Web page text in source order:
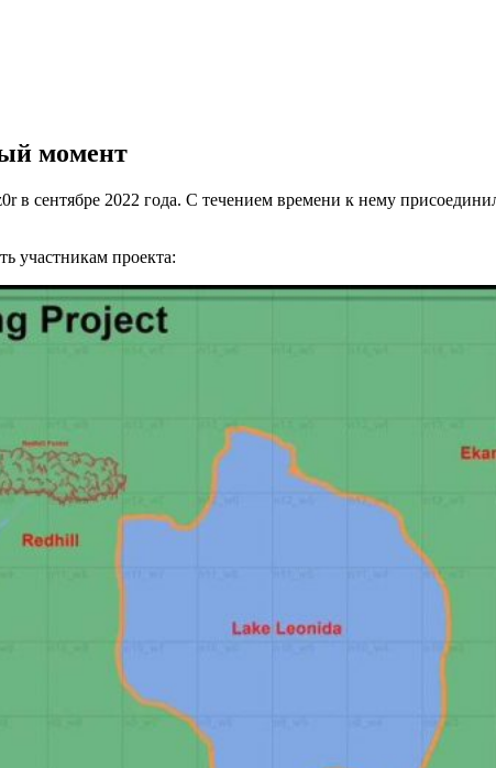
момент
в сентябре 2022 года. С течением времени к нему
участникам проекта: